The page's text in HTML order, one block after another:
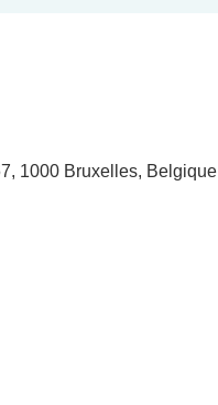
1000 Bruxelles, Belgique